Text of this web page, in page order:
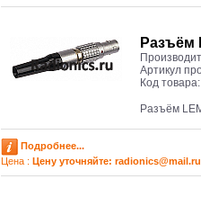
Разъём
Артикул
Код
Разъём
Подробнее...
Цена : Цену уточняйте: radioniсs@mail.ru